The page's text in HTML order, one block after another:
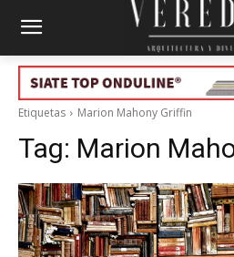
Etiquetas Marion Mahony Griffin
Tag: Marion